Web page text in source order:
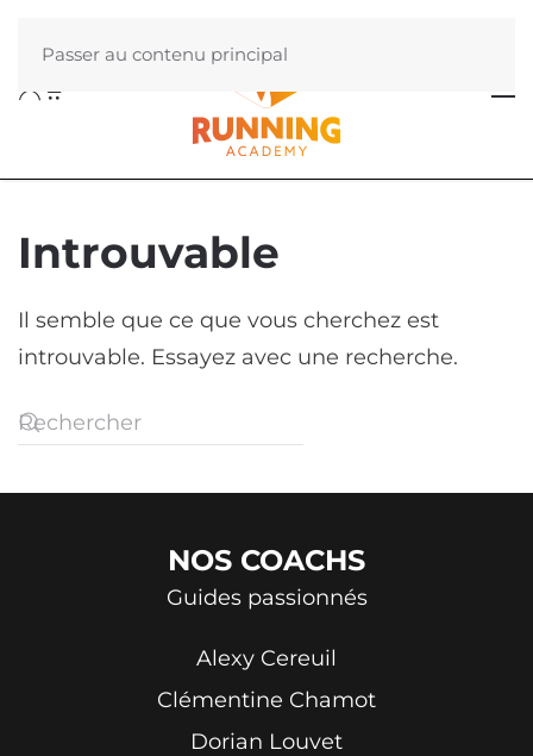
Passer au contenu principal
Introuvable
Il semble que ce que vous cherchez est
introuvable. Essayez avec une recherche.
NOS COACHS
Guides passionnés
Alexy Cereuil
Clémentine Chamot
Dorian Louvet